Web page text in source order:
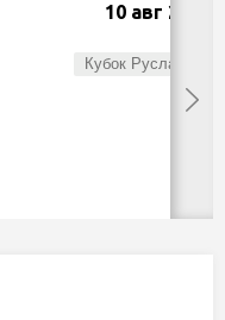
10 авг 2026